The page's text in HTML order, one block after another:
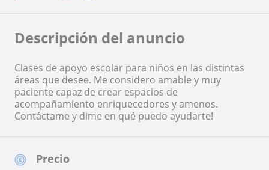
Precio
Descripción del anuncio
Clases de apoyo escolar para niños en las distintas
áreas que desee. Me considero amable y muy
paciente capaz de crear espacios de
acompañamiento enriquecedores y amenos.
Contáctame y dime en qué puedo ayudarte!